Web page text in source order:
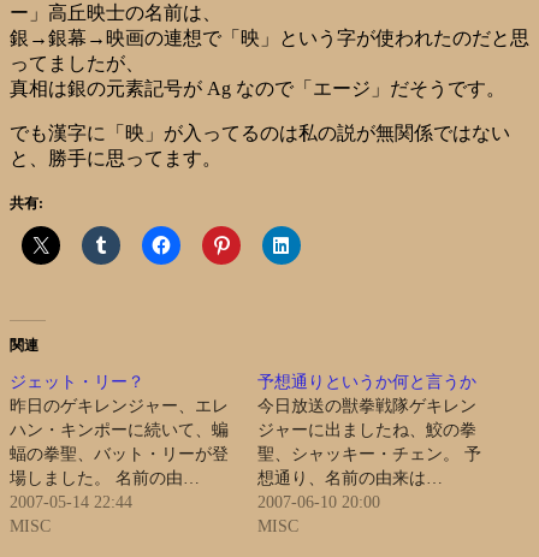
ー」高丘映士の名前は、
銀→銀幕→映画の連想で「映」という字が使われたのだと思
ってましたが、
真相は銀の元素記号が Ag なので「エージ」だそうです。
でも漢字に「映」が入ってるのは私の説が無関係ではない
と、勝手に思ってます。
共有:
関連
ジェット・リー？
昨日のゲキレンジャー、エレ
ハン・キンポーに続いて、蝙
蝠の拳聖、バット・リーが登
場しました。 名前の由…
2007-05-14 22:44
MISC
予想通りというか何と言うか
今日放送の獣拳戦隊ゲキレン
ジャーに出ましたね、鮫の拳
聖、シャッキー・チェン。 予
想通り、名前の由来は…
2007-06-10 20:00
MISC